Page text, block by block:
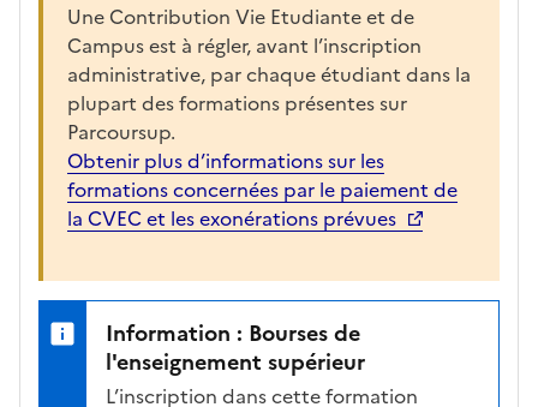
Une Contribution Vie Etudiante et de
Campus est à régler, avant l’inscription
administrative, par chaque étudiant dans la
plupart des formations présentes sur
Parcoursup.
Obtenir plus d’informations sur les
formations concernées par le paiement de
la CVEC et les exonérations prévues
Information : Bourses de
l'enseignement supérieur
L’inscription dans cette formation